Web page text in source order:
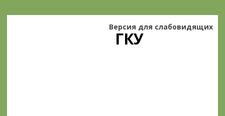
ГКУ
Версия для слабовидящих